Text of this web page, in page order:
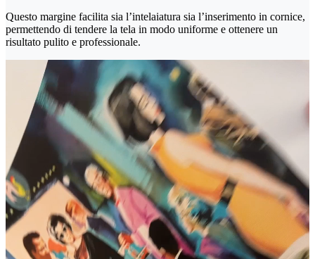
Questo margine facilita sia l’intelaiatura sia l’inserimento in cornice,
permettendo di tendere la tela in modo uniforme e ottenere un
risultato pulito e professionale.